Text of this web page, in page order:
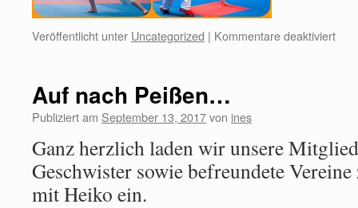
Veröffentlicht unter Uncategorized | Kommentare deaktiviert
Auf nach Peißen…
Publiziert am September 13, 2017von ines
Ganz herzlich laden wir unsere
Geschwister sowie befreundete
mit Heiko ein.